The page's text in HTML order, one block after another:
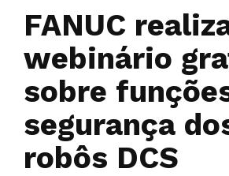
FANUC
webinário
sobre
segurança
robôs DCS